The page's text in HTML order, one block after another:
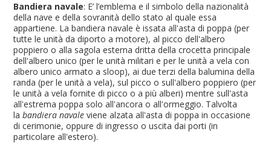
Bandiera navale: E’ l’emblema e il simbolo della nazionalità
della nave e della sovranità dello stato al quale essa
appartiene. La bandiera navale è issata all'asta di poppa (per
tutte le unità da diporto a motore), al picco dell'albero
poppiero o alla sagola esterna dritta della crocetta principale
dell'albero unico (per le unità militari e per le unità a vela con
albero unico armato a sloop), ai due terzi della balumina della
randa (per le unità a vela), sul picco o sull'albero poppiero (per
le unità a vela fornite di picco o a più alberi) mentre sull'asta
all'estrema poppa solo all'ancora o all'ormeggio. Talvolta
labandiera navale viene alzata all'asta di poppa in occasione
di cerimonie, oppure di ingresso o uscita dai porti (in
particolare all'estero).